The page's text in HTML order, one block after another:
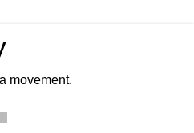
movement.